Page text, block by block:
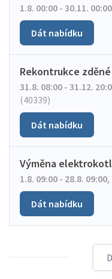
1.8. 00:00 - 30.11. 00:00
Dát nabídku
Rekontrukce
31.8. 08:00 - 31.12.
(40339)
Dát nabídku
Výměna
1.8. 09:00 - 28.8. 09:00,
Dát nabídku